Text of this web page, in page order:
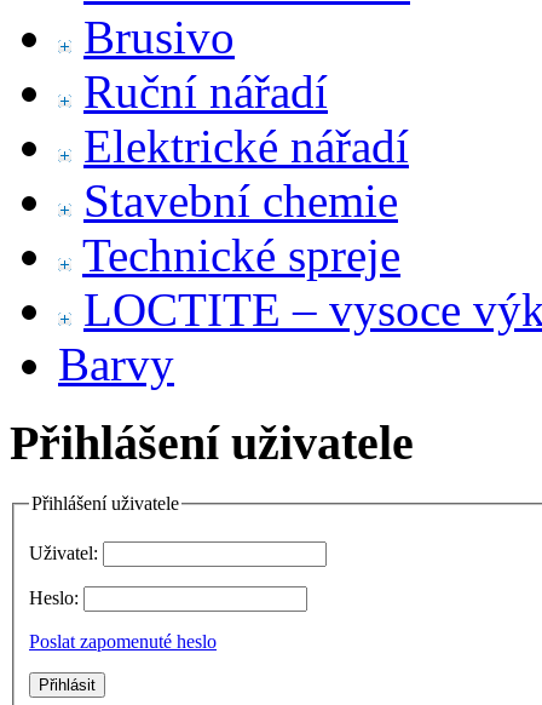
Brusivo
Ruční nářadí
Elektrické nářadí
Stavební chemie
Technické spreje
LOCTITE – vysoce
Barvy
Přihlášení uživatele
Přihlášení uživatele
Uživatel:
Heslo:
Poslat zapomenuté heslo